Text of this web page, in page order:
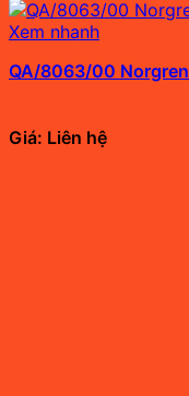
Xem nhanh
QA/8063/00 Norgren
Giá: Liên hệ